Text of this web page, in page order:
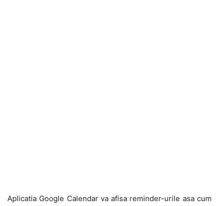
Aplicatia Google Calendar va afisa reminder-urile asa cum